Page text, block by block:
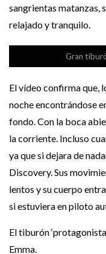
sangrientas matanzas,
relajado y tranquilo.
Gran
El vídeo confirma que,
noche encontrándose
fondo. Con la boca
la corriente. Incluso
ya que si dejara de
Discovery. Sus
lentos y su cuerpo
si estuviera en piloto
El tiburón
Emma.